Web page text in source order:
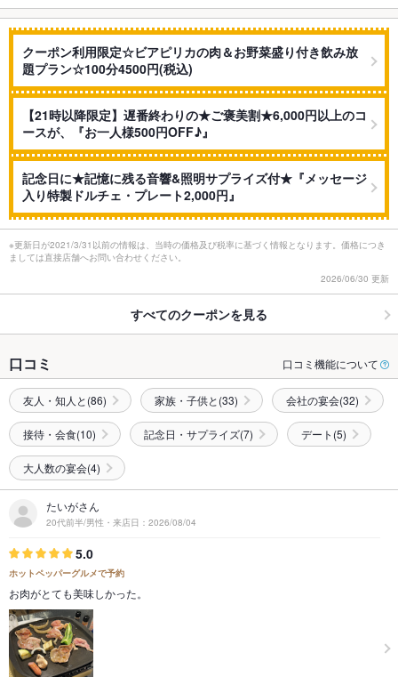
クーポン利用限定☆ビアピリカの肉＆お野菜盛り付き飲み放
題プラン☆100分4500円(税込)
【21時以降限定】遅番終わりの★ご褒美割★6,000円以上のコ
ースが、『お一人様500円OFF♪』
記念日に★記憶に残る音響&照明サプライズ付★『メッセージ
入り特製ドルチェ・プレート2,000円』
※更新日が2021/3/31以前の情報は、当時の価格及び税率に基づく情報となります。価格につき
ましては直接店舗へお問い合わせください。
2026/06/30 更新
すべてのクーポンを見る
口コミ 口コミ機能について
友人・知人と(86) 家族・子供と(33) 会社の宴会(32)
接待・会食(10) 記念日・サプライズ(7) デート(5)
大人数の宴会(4)
たいがさん
20代前半/男性・来店日：2026/08/04
5.0
ホットペッパーグルメで予約
お肉がとても美味しかった。